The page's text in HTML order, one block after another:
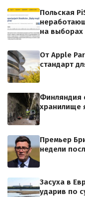
Польская
на выборах
От Apple
стандарт
Финляндия
хранилище
Премьер
недели
Засуха в
ударив по